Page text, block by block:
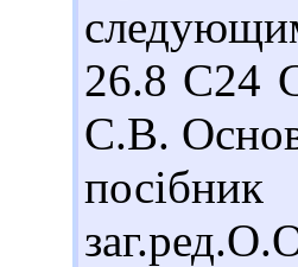
26.8 С24
С.В.